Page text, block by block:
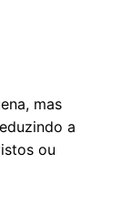
mas
a
ou